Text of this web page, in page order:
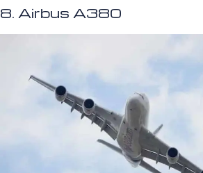
8. Airbus A380